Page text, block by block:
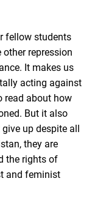
fellow students
repression
It makes us
acting against
read about how
But it also
up despite all
they are
the rights of
and feminist